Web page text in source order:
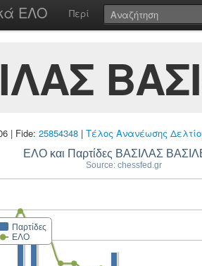
ΕΛΟ Περί
| Fide: 25854348 | Τέλος Ανανέωσης
ΕΛΟ και Παρτίδες ΒΑΣΙΛΑΣ
Source: chessfed.gr
Παρτίδες
ΕΛΟ